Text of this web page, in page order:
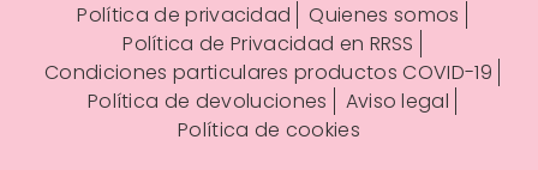
Política de privacidad
Quienes somos
Política de Privacidad en RRSS
Condiciones particulares productos COVID-19
Política de devoluciones
Aviso legal
Política de cookies